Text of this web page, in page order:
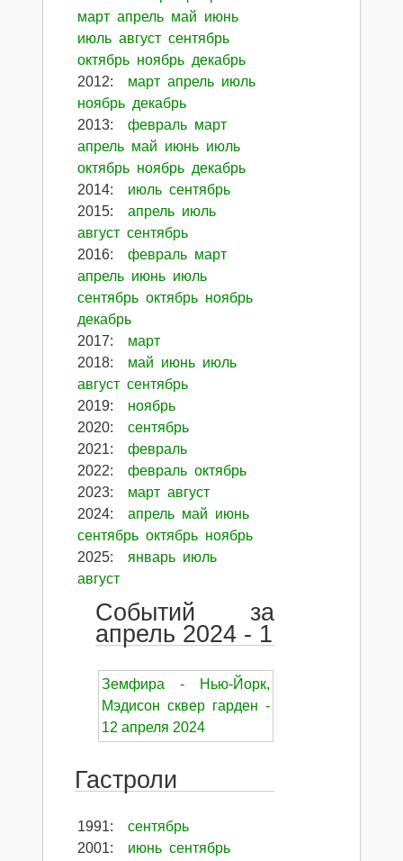
март апрель май июнь
июль август сентябрь
октябрь ноябрь декабрь
2012: март апрель июль
ноябрь декабрь
2013: февраль март
апрель май июнь июль
октябрь ноябрь декабрь
2014: июль сентябрь
2015: апрель июль
август сентябрь
2016: февраль март
апрель июнь июль
сентябрь октябрь ноябрь
декабрь
2017:
март
2018: май июнь июль
август сентябрь
2019:
ноябрь
2020:
сентябрь
2021:
февраль
2022: февраль октябрь
2023: март август
2024: апрель май июнь
сентябрь октябрь ноябрь
2025: январь июль
август
Событий за
апрель 2024 - 1
Земфира - Нью-Йорк,
Мэдисон сквер гарден -
12 апреля 2024
Гастроли
1991:
сентябрь
2001: июнь сентябрь